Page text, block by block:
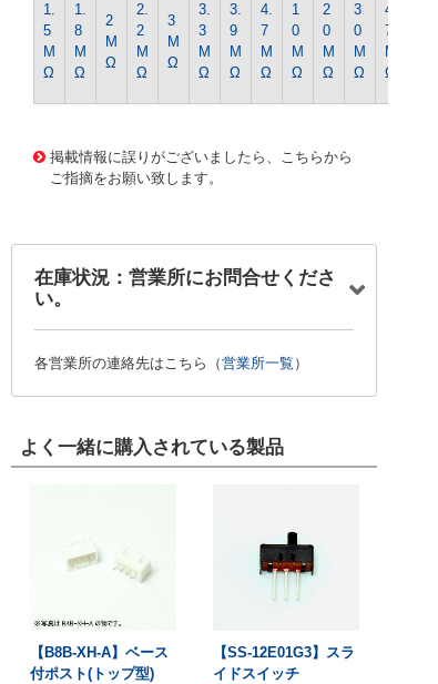
1.
5
M
Ω
1.
8
M
Ω
2
M
Ω
2.
2
M
Ω
3
M
Ω
3.
3
M
Ω
3.
9
M
Ω
4.
7
M
Ω
1
0
M
Ω
2
0
M
Ω
3
0
M
Ω
4
7
M
Ω
掲載情報に誤りがございましたら、こちらから
ご指摘をお願い致します。
在庫状況：営業所にお問合せくださ
い。
各営業所の連絡先はこちら（営業所一覧 ）
よく一緒に購入されている製品
【B8B-XH-A】ベース
付ポスト(トップ型)
【SS-12E01G3】スラ
イドスイッチ